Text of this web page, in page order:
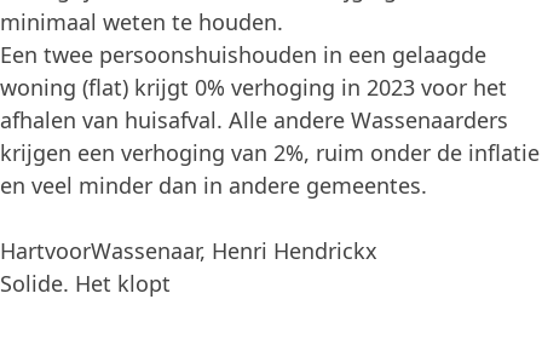
minimaal weten te houden.
Een twee persoonshuishouden in een gelaagde
woning (flat) krijgt 0% verhoging in 2023 voor het
afhalen van huisafval. Alle andere Wassenaarders
krijgen een verhoging van 2%, ruim onder de inflatie
en veel minder dan in andere gemeentes.
HartvoorWassenaar, Henri Hendrickx
Solide. Het klopt